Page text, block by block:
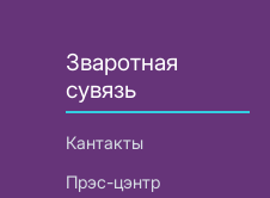
Зваротная
сувязь
Кантакты
Прэс-цэнтр